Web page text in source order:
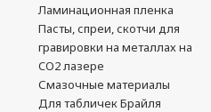
Ламинационная пленка
Пасты, спреи, скотчи для
гравировки на металлах на
CO2 лазере
Смазочные материалы
Для табличек Брайля